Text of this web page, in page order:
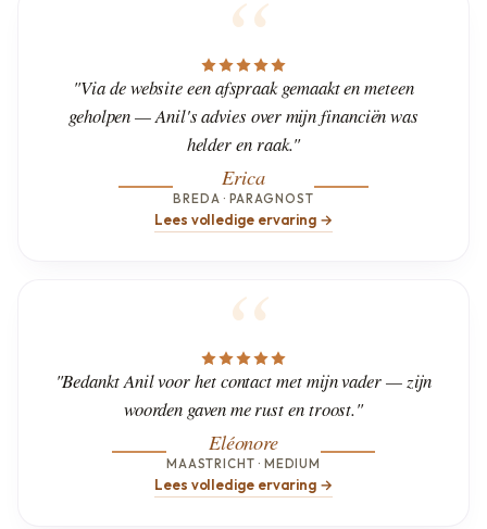
"Via de website een afspraak gemaakt en meteen
geholpen — Anil's advies over mijn financiën was
helder en raak."
Erica
BREDA · PARAGNOST
Lees volledige ervaring →
"Bedankt Anil voor het contact met mijn vader — zijn
woorden gaven me rust en troost."
Eléonore
MAASTRICHT · MEDIUM
Lees volledige ervaring →